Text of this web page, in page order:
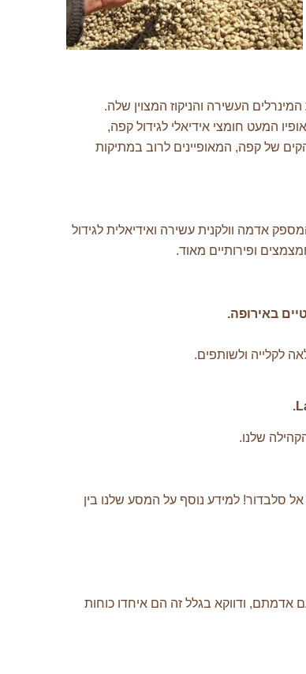
העשירה והניקוז המצוין שלה.
המעט חומצי אידיאלי לגידול קפה,
של קפה, המאופיינים לרוב במתיקות
אדמה וולקנית עשירה ואידיאלית לגידול
ופירותיים מאוד.
באירופה.
לקלייה ולשותפים.
.
סלבדור! למידע נוסף על המסע שלנו בין
אדמתם, ודווקא בגלל זה הם איחדו כוחות